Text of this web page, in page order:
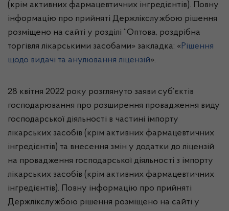
(крім активних фармацевтичних інгредієнтів). Повну
інформацію про прийняті Держлікслужбою рішення
розміщено на сайті у розділі “Оптова, роздрібна
торгівля лікарськими засобами» закладка: «Рішення
щодо видачі та анулювання ліцензій».
28 квітня 2022 року розглянуто заяви суб’єктів
господарювання про розширення провадження виду
господарської діяльності в частині імпорту
лікарських засобів (крім активних фармацевтичних
інгредієнтів) та внесення змін у додатки до ліцензій
на провадження господарської діяльності з імпорту
лікарських засобів (крім активних фармацевтичних
інгредієнтів). Повну інформацію про прийняті
Держлікслужбою рішення розміщено на сайті у